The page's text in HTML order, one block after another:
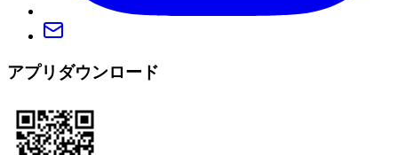
アプリダウンロード